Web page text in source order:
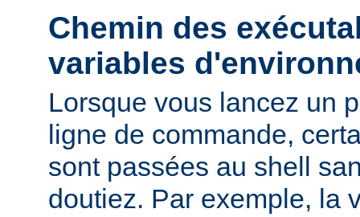
Chemin des
variables
Lorsque vous lancez un
ligne de commande,
sont passées au shell
doutiez. Par exemple, la